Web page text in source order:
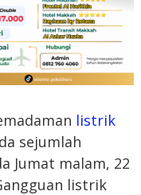
listrik
sejumlah
Jumat malam, 22
listrik